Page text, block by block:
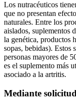
Los nutracéuticos
que no presentan
naturales. Entre los
aislados, suplementos
la genética, productos
sopas, bebidas). Estos
personas mayores de
es el suplemento más
asociado a la artritis.
Mediante solicitud